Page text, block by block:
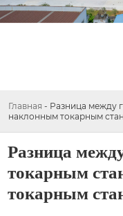
Главная - Разница между
наклонным токарным
Разница
токарным
токарным